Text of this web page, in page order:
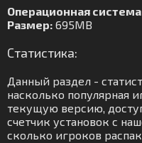
Операционная
Размер: 695MB
Статистика:
Данный раздел -
насколько популярная
текущую версию,
счетчик установок с
сколько игроков